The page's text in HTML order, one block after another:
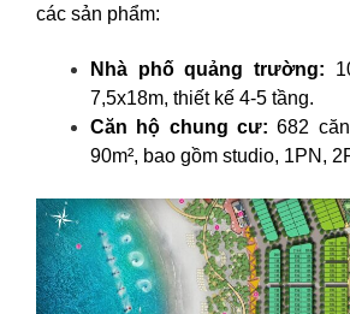
các sản phẩm:
Nhà phố quảng trường:
7,5x18m, thiết kế 4-5 tầng.
Căn hộ chung cư: 682
90m², bao gồm studio, 1PN,